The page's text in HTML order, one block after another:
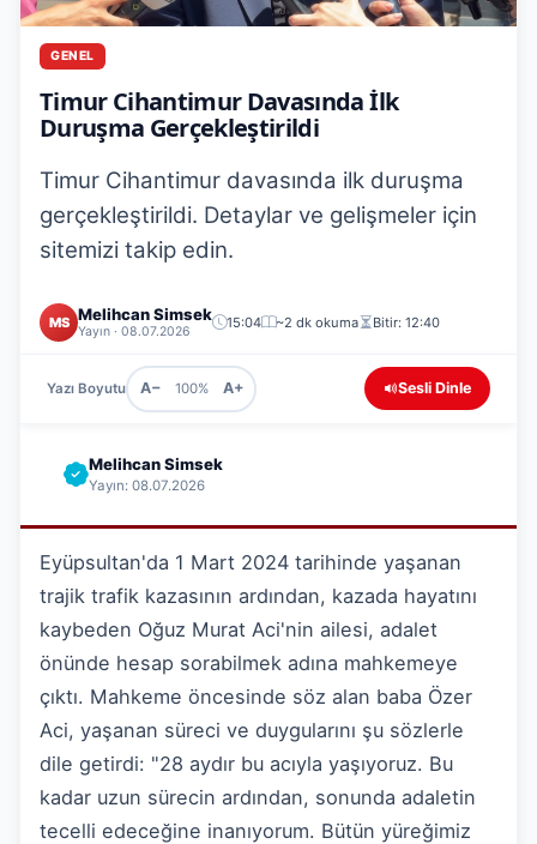
GENEL
Timur Cihantimur Davasında İlk
Duruşma Gerçekleştirildi
Timur Cihantimur davasında ilk duruşma
gerçekleştirildi. Detaylar ve gelişmeler için
sitemizi takip edin.
MS Melihcan Simsek
Yayın · 08.07.2026
15:04 ~2 dk okuma Bitir: 12:40
Yazı Boyutu A− 100% A+ Sesli Dinle
Melihcan Simsek
Yayın: 08.07.2026
Eyüpsultan'da 1 Mart 2024 tarihinde yaşanan
trajik trafik kazasının ardından, kazada hayatını
kaybeden Oğuz Murat Aci'nin ailesi, adalet
önünde hesap sorabilmek adına mahkemeye
çıktı. Mahkeme öncesinde söz alan baba Özer
Aci, yaşanan süreci ve duygularını şu sözlerle
dile getirdi: "28 aydır bu acıyla yaşıyoruz. Bu
kadar uzun sürecin ardından, sonunda adaletin
tecelli edeceğine inanıyorum. Bütün yüreğimiz